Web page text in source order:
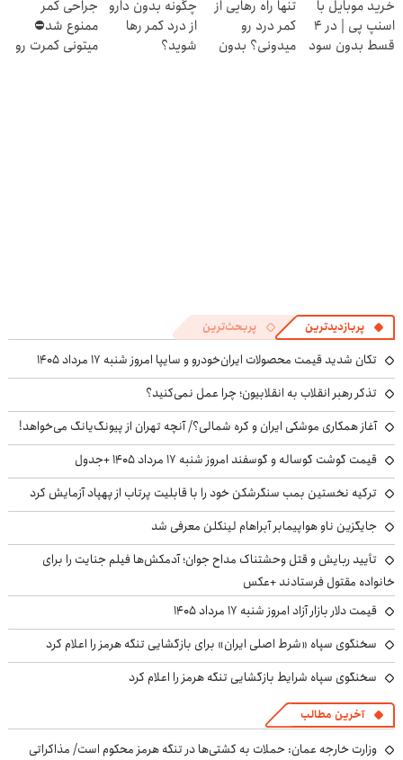
خرید موبایل با
اسنپ پی | در ۴
قسط بدون سود
تنها راه رهایی از
کمر درد رو
میدونی؟ بدون
چگونه بدون دارو
از درد کمر رها
شوید؟
جراحی کمر
ممنوع شد⛔
میتونی کمرت رو
پربازدیدترین پربحث‌ترین
تکان شدید قیمت محصولات ایران‌خودرو و سایپا امروز شنبه ۱۷ مرداد ۱۴۰۵
تذکر رهبر انقلاب به انقلابیون؛ چرا عمل نمی‌کنید؟
آغاز همکاری موشکی ایران و کره شمالی؟/ آنچه تهران از پیونگ‌یانگ می‌خواهد!
قیمت گوشت گوساله و گوسفند امروز شنبه ۱۷ مرداد ۱۴۰۵ +جدول
ترکیه نخستین بمب سنگرشکن خود را با قابلیت پرتاب از پهپاد آزمایش کرد
جایگزین ناو هواپیمابر آبراهام لینکلن معرفی شد
تأیید ربایش و قتل وحشتناک مداح جوان؛ آدمکش‌ها فیلم جنایت را برای
خانواده مقتول فرستادند +عکس
قیمت دلار بازار آزاد امروز شنبه ۱۷ مرداد ۱۴۰۵
سخنگوی سپاه «شرط اصلی ایران» برای بازگشایی تنگه هرمز را اعلام کرد
سخنگوی سپاه شرایط بازگشایی تنگه هرمز را اعلام کرد
آخرین مطالب
وزارت خارجه عمان: حملات به کشتی‌ها در تنگه هرمز محکوم است/ مذاکراتی